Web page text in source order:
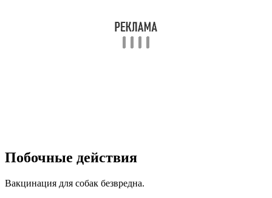
Побочные действия
Вакцинация для собак безвредна.